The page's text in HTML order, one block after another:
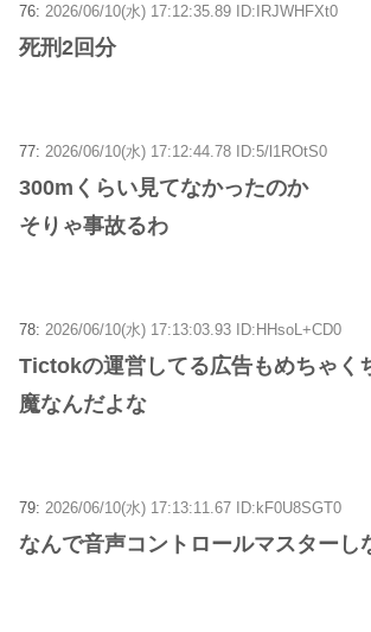
76: 2026/06/10(水) 17:12:35.89 ID:IRJWHFXt0
死刑2回分
77: 2026/06/10(水) 17:12:44.78 ID:5/l1ROtS0
300mくらい見てなかったのか
そりゃ事故るわ
78: 2026/06/10(水) 17:13:03.93 ID:HHsoL+CD0
Tictokの運営してる広告もめちゃく
魔なんだよな
79: 2026/06/10(水) 17:13:11.67 ID:kF0U8SGT0
なんで音声コントロールマスターし